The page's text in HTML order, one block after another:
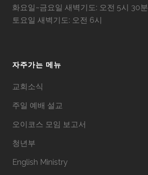
화요일~금요일 새벽기도: 오전 5시 30분
토요일 새벽기도: 오전 6시
자주가는 메뉴
교회소식
주일 예배 설교
오이코스 모임 보고서
청년부
English Ministry